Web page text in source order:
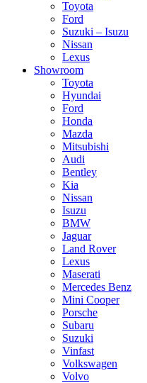
Toyota
Ford
Suzuki – Isuzu
Nissan
Lexus
Showroom
Toyota
Hyundai
Ford
Honda
Mazda
Mitsubishi
Audi
Bentley
Kia
Nissan
Isuzu
BMW
Jaguar
Land Rover
Lexus
Maserati
Mercedes Benz
Mini Cooper
Porsche
Subaru
Suzuki
Vinfast
Volkswagen
Volvo